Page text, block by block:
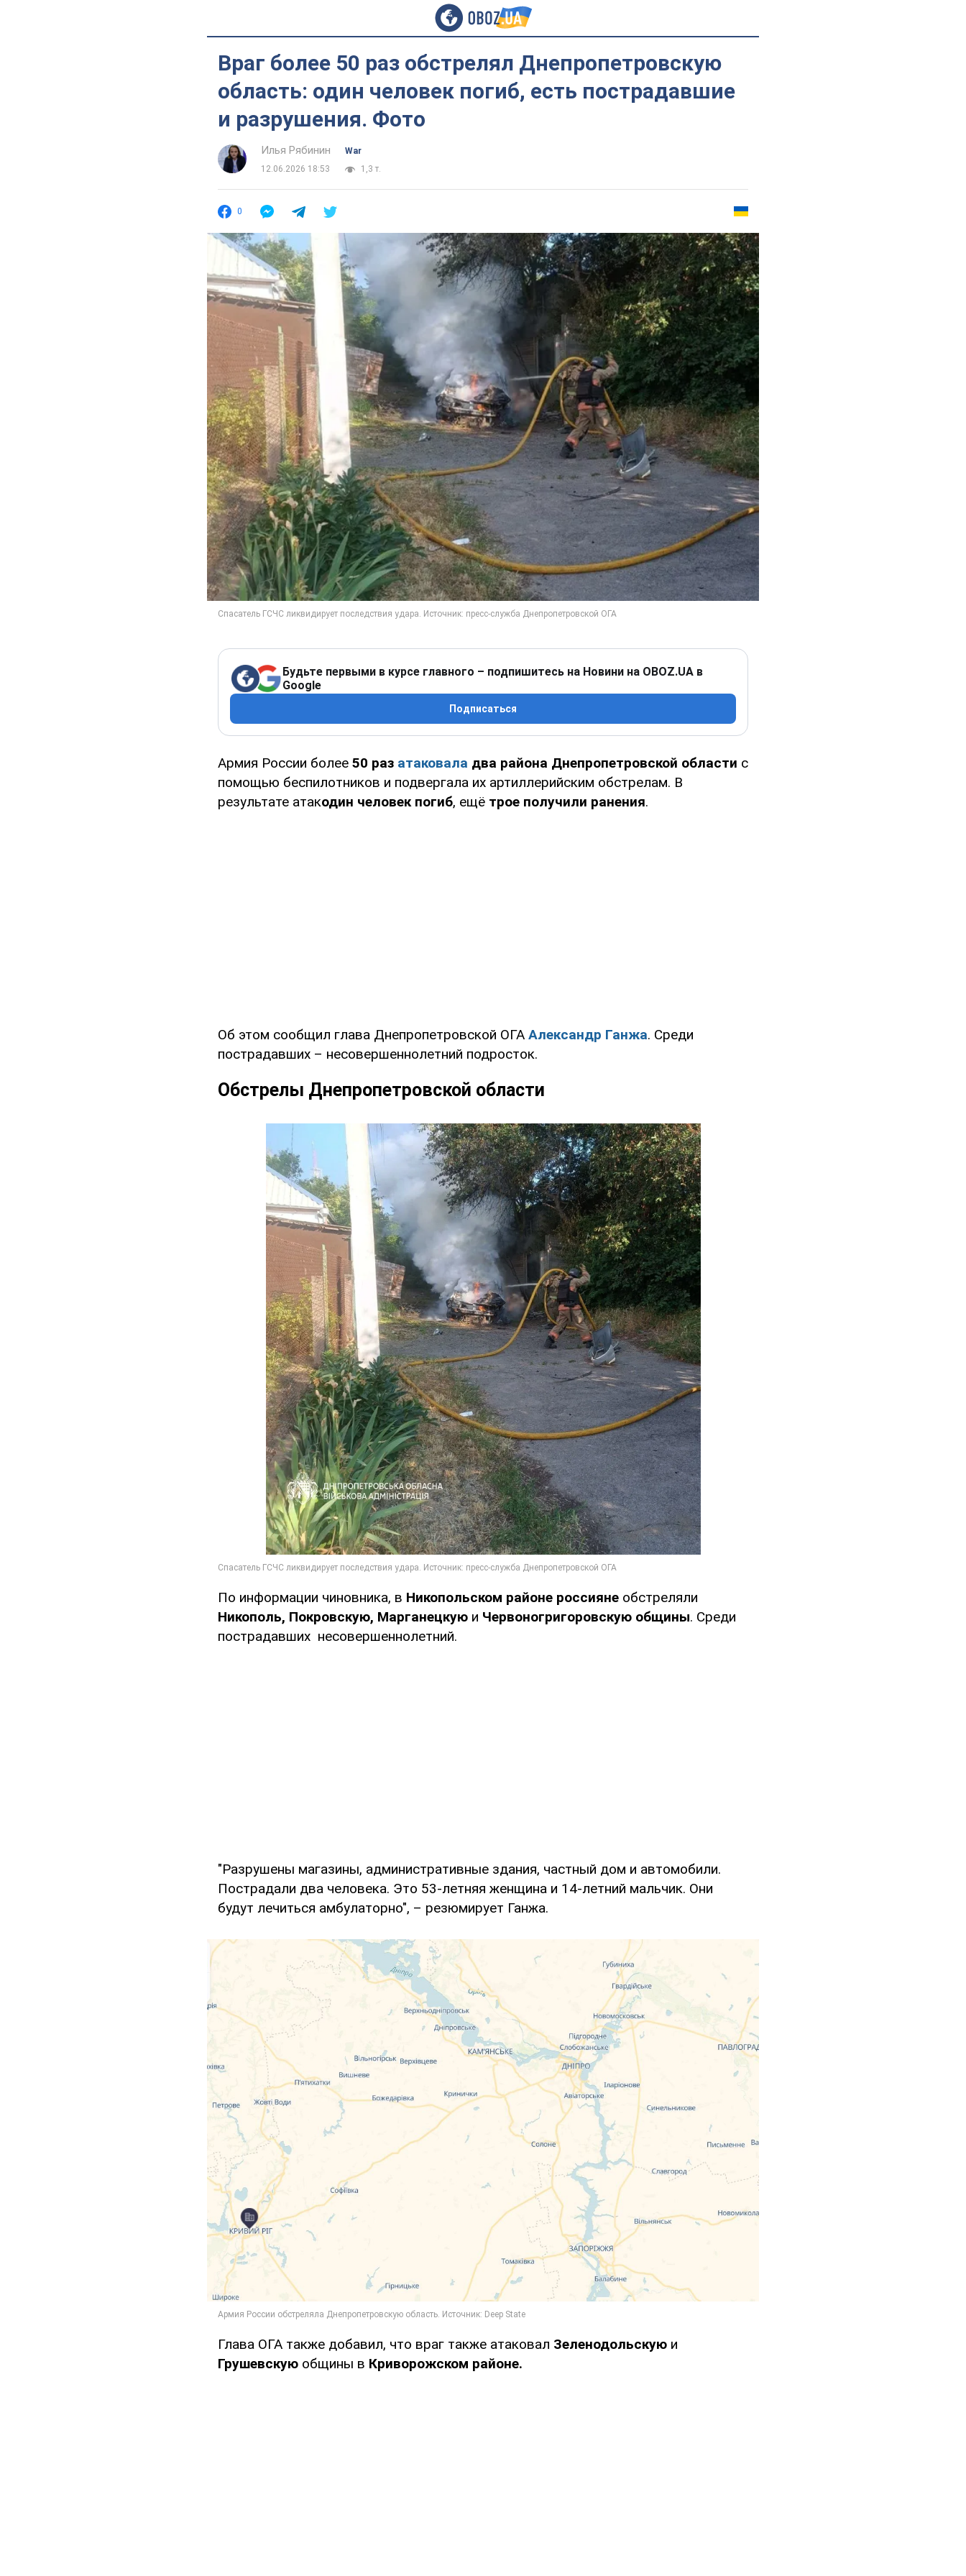
Враг более 50 раз обстрелял Днепропетровскую
область: один человек погиб, есть пострадавшие
и разрушения. Фото
Илья Рябинин
War
12.06.2026 18:53
1,3 т.
0
Будьте первыми в курсе главного – подпишитесь на Новини на OBOZ.UA в
Google
Подписаться
Армия России более 50 раз атаковала два района Днепропетровской области с
помощью беспилотников и подвергала их артиллерийским обстрелам. В
результате атакодин человек погиб, ещё трое получили ранения.
Об этом сообщил глава Днепропетровской ОГА Александр Ганжа. Среди
пострадавших – несовершеннолетний подросток.
Обстрелы Днепропетровской области
По информации чиновника, в Никопольском районе россияне обстреляли
Никополь, Покровскую, Марганецкую и Червоногригоровскую общины. Среди
пострадавших несовершеннолетний.
"Разрушены магазины, административные здания, частный дом и автомобили.
Пострадали два человека. Это 53-летняя женщина и 14-летний мальчик. Они
будут лечиться амбулаторно", – резюмирует Ганжа.
Глава ОГА также добавил, что враг также атаковал Зеленодольскую и
Грушевскую общины в Криворожском районе.